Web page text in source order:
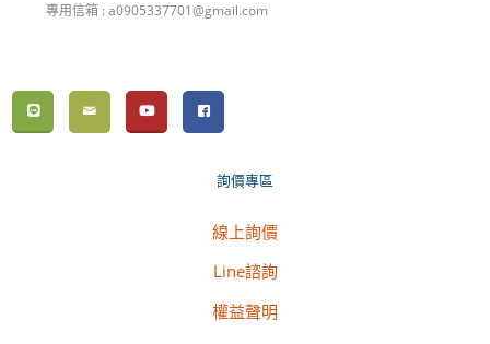
專用信箱 : a0905337701@gmail.com
詢價專區
線上詢價
Line諮詢
權益聲明